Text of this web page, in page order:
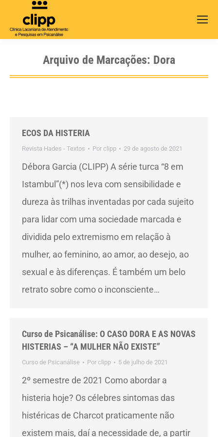
Arquivo de Marcações: Dora
ECOS DA HISTERIA
Revista Hades - Textos Por clipp 29 de agosto de 2021
Débora Garcia (CLIPP) A série turca “8 em
Istambul”(*) nos leva com sensibilidade e
dureza às trilhas inventadas por cada sujeito
para lidar com uma sociedade marcada e
dividida pelo extremismo em relação à
mulher, ao feminino, ao amor, ao desejo, ao
sexual e às diferenças. É também um belo
retrato sobre como o inconsciente…
Curso de Psicanálise: O CASO DORA E AS NOVAS
HISTERIAS – “A MULHER NÃO EXISTE”
Curso de Psicanálise Por clipp 5 de julho de 2021
2º semestre de 2021 Como abordar a
histeria hoje? Os célebres sintomas das
histéricas de Charcot praticamente não
existem mais, daí a necessidade de, a partir